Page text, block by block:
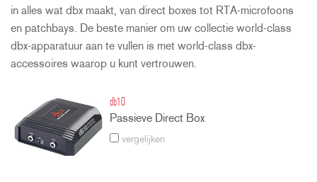
in alles wat dbx maakt, van direct boxes tot RTA-microfoons
en patchbays. De beste manier om uw collectie world-class
dbx-apparatuur aan te vullen is met world-class dbx-
accessoires waarop u kunt vertrouwen.
db10
Passieve Direct Box
vergelijken